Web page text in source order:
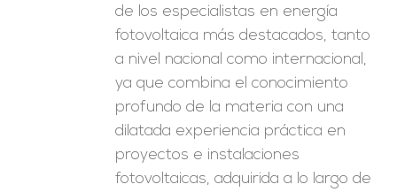
de los especialistas en energía
fotovoltaica más destacados, tanto
a nivel nacional como internacional,
ya que combina el conocimiento
profundo de la materia con una
dilatada experiencia práctica en
proyectos e instalaciones
fotovoltaicas, adquirida a lo largo de